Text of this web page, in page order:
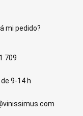
mi pedido?
709
9-14 h